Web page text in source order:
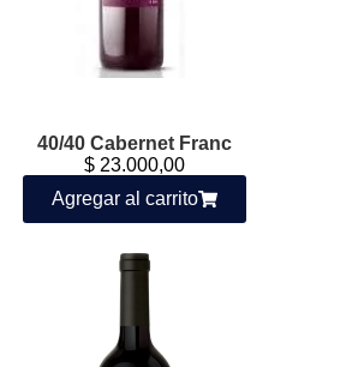
40/40 Cabernet Franc
$ 23.000,00
Agregar al carrito